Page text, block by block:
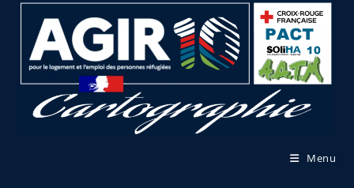
Menu